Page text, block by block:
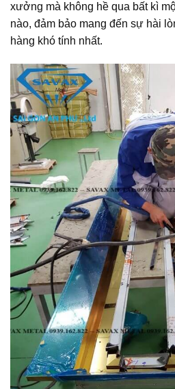
xưởng mà không hề qua bất kì
nào, đảm bảo mang đến sự hài
hàng khó tính nhất.